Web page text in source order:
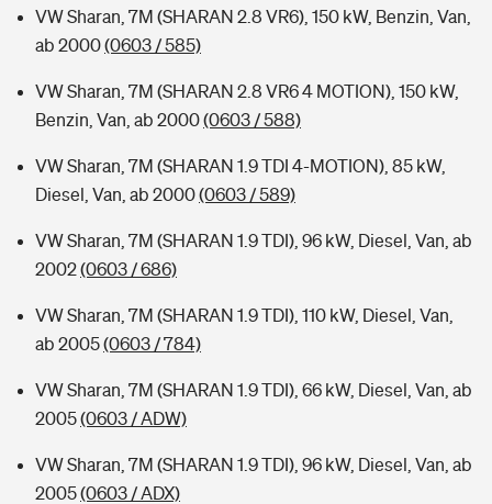
VW Sharan, 7M (SHARAN 2.8 VR6), 150 kW, Benzin, Van,
ab 2000(0603 / 585)
VW Sharan, 7M (SHARAN 2.8 VR6 4 MOTION), 150 kW,
Benzin, Van, ab 2000(0603 / 588)
VW Sharan, 7M (SHARAN 1.9 TDI 4-MOTION), 85 kW,
Diesel, Van, ab 2000(0603 / 589)
VW Sharan, 7M (SHARAN 1.9 TDI), 96 kW, Diesel, Van, ab
2002(0603 / 686)
VW Sharan, 7M (SHARAN 1.9 TDI), 110 kW, Diesel, Van,
ab 2005(0603 / 784)
VW Sharan, 7M (SHARAN 1.9 TDI), 66 kW, Diesel, Van, ab
2005(0603 / ADW)
VW Sharan, 7M (SHARAN 1.9 TDI), 96 kW, Diesel, Van, ab
2005(0603 / ADX)